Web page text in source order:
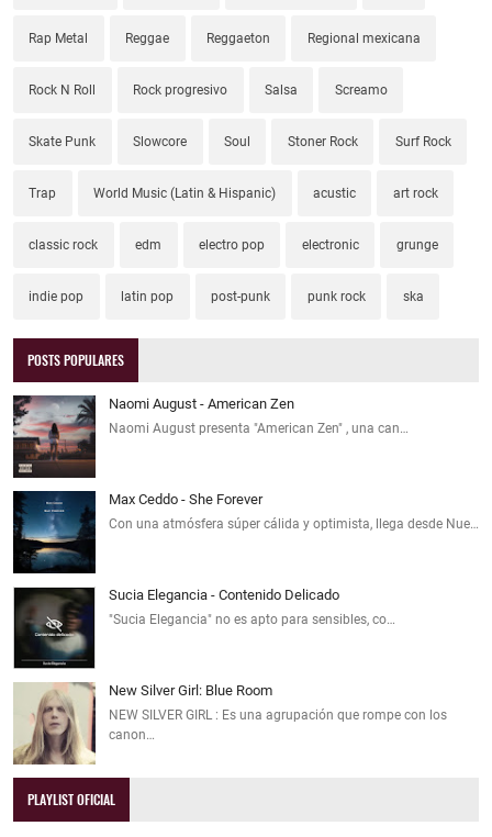
Rap Metal Reggae Reggaeton Regional mexicana
Rock N Roll Rock progresivo Salsa Screamo
Skate Punk Slowcore Soul Stoner Rock Surf Rock
Trap World Music (Latin & Hispanic) acustic art rock
classic rock edm electro pop electronic grunge
indie pop latin pop post-punk punk rock ska
POSTS POPULARES
Naomi August - American Zen
Naomi August presenta "American Zen" , una can…
Max Ceddo - She Forever
Con una atmósfera súper cálida y optimista, llega desde Nue…
Sucia Elegancia - Contenido Delicado
"Sucia Elegancia" no es apto para sensibles, co…
New Silver Girl: Blue Room
NEW SILVER GIRL : Es una agrupación que rompe con los
canon…
PLAYLIST OFICIAL